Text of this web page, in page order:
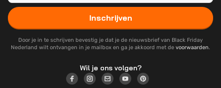
Inschrijven
Door je in te schrijven bevestig je dat je de nieuwsbrief van Black Friday
Nederland wilt ontvangen in je mailbox en ga je akkoord met de voorwaarden.
Wil je ons volgen?